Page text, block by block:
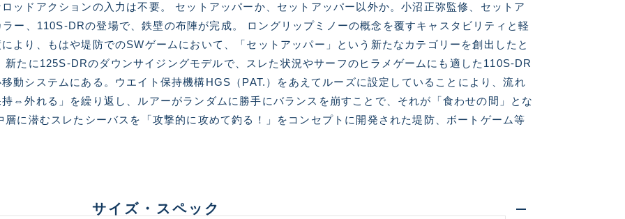
A 傷が極めて少ない極上品
B+ 使用感や傷は少なく比較的美品
使用感や傷はあるが全体的に綺麗な良品
ッドアクションの入力は不要。 セットアッパーか、セットアッパー以外か。小沼正弥監修、セットア
ー、110S-DRの登場で、鉄壁の布陣が完成。 ロングリップミノーの概念を覆すキャスタビリティと軽
より、もはや堤防でのSWゲームにおいて、「セットアッパー」という新たなカテゴリーを創出したと
たに125S-DRのダウンサイジングモデルで、スレた状況やサーフのヒラメゲームにも適した110S-DR
動システムにある。ウエイト保持機構HGS（PAT.）をあえてルーズに設定していることにより、流れ
⇔外れる」を繰り返し、ルアーがランダムに勝手にバランスを崩すことで、それが「食わせの間」とな
に潜むスレたシーバスを「攻撃的に攻めて釣る！」をコンセプトに開発された堤防、ボートゲーム等
サイズ・スペック